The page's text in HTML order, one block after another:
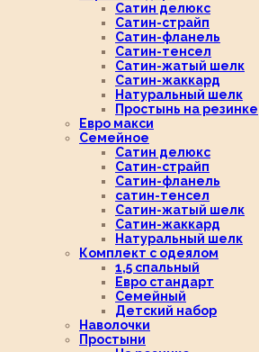
Сатин делюкс
Сатин-страйп
Сатин-фланель
Сатин-тенсел
Сатин-жатый шелк
Сатин-жаккард
Натуральный шелк
Простынь на резинке
Евро макси
Семейное
Сатин делюкс
Сатин-страйп
Сатин-фланель
сатин-тенсел
Сатин-жатый шелк
Сатин-жаккард
Натуральный шелк
Комплект с одеялом
1,5 спальный
Евро стандарт
Семейный
Детский набор
Наволочки
Простыни